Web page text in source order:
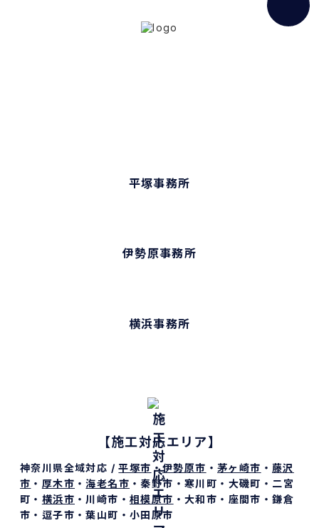
平塚事務所
伊勢原事務所
横浜事務所
【施工対応エリア】
神奈川県全域対応 /平塚市 ・伊勢原市 ・茅ヶ崎市 ・ 藤沢
市 ・ 厚木市 ・海老名市 ・秦野市・寒川町・大磯町・二宮
町・ 横浜市 ・川崎市・相模原市 ・大和市・座間市・鎌倉
市・逗子市・葉山町・小田原市